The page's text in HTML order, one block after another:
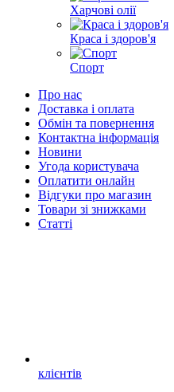
Харчові олії
Краса і здоров'я
Спорт
Про нас
Доставка і оплата
Обмін та повернення
Контактна інформація
Новини
Угода користувача
Оплатити онлайн
Відгуки про магазин
Товари зі знижками
Статті
клієнтів